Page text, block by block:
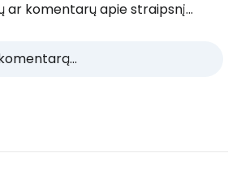
ar komentarų apie straipsnį...